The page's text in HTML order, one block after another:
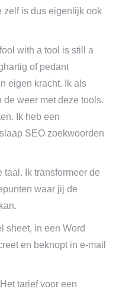
zelf is dus eigenlijk ook
with a tool is still a
of pedant
eigen kracht. Ik als
de weer met deze tools.
Ik heb een
SEO zoekwoorden
taal. Ik transformeer de
waar jij de
sheet, in een Word
en beknopt in e-mail
tarief voor een